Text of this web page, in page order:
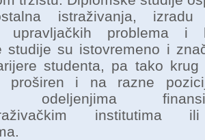
istraživanja, izradu
upravljačkih problema i
studije su istovremeno i
studenta, pa tako krug
proširen i na razne
odeljenjima
institutima ili